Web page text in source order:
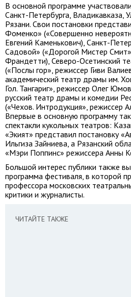
В основной программе
Санкт-Петербурга, Владикавказа,
Рязани. Свои постановки
Фоменко» («Совершенно
Евгений Каменькович), Санкт-
Садовой» («Дорогой Мистер
Франдетти), Северо-Осетинский
(«Послы гор», режиссер Гиви
академический театр драмы им.
Гол. Тангариг», режиссер Олег
русский театр драмы и комедии
(«Чехов. Интродукция», режиссер
Впервые в основную программу
спектакли кукольных театров:
«Экият» представил постановку
Ильгиза Зайниева, а Рязанский
«Мэри Поппинс» режиссера Анны
Большой интерес публики также
программа фестиваля, в которой
профессора московских
критики и журналисты.
ЧИТАЙТЕ ТАКЖЕ